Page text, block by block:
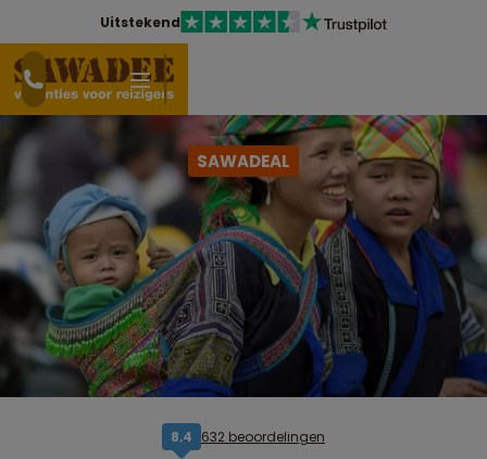
Uitstekend
SAWADEAL
8,4 632 beoordelingen